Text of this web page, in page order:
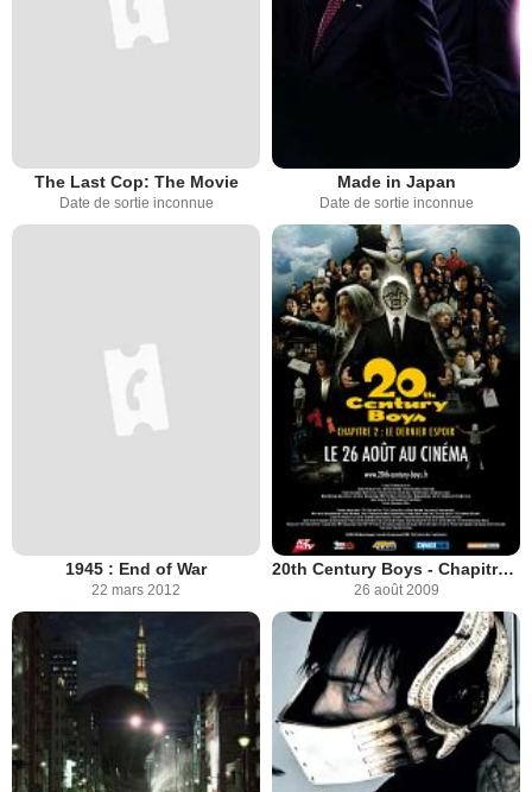
The Last Cop: The Movie
Date de sortie inconnue
Made in Japan
Date de sortie inconnue
1945 : End of War
22 mars 2012
20th Century Boys - Chapitre 2 : Le dernier espoir
26 août 2009